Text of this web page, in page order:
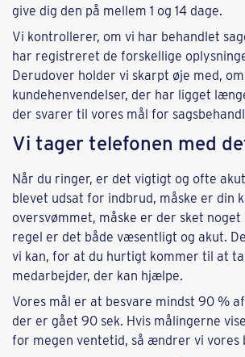
give dig den på mellem 1 og 14 dage.
Vi kontrollerer, om vi har behandlet
har registreret de forskellige
Derudover holder vi skarpt øje med,
kundehenvendelser, der har ligget
der svarer til vores mål for
Vi tager telefonen med
Når du ringer, er det vigtigt og ofte
blevet udsat for indbrud, måske er din
oversvømmet, måske er der sket
regel er det både væsentligt og akut.
vi kan, for at du hurtigt kommer til at
medarbejder, der kan hjælpe.
Vores mål er at besvare mindst 90 %
der er gået 90 sek. Hvis målingerne
for megen ventetid, så ændrer vi vores